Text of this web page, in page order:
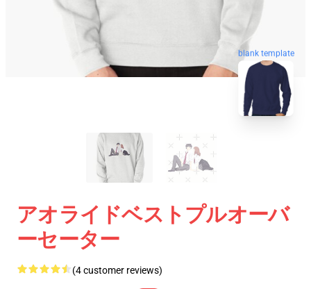
blank template
アオライドベストプルオーバ
ーセーター
(4 customer reviews)